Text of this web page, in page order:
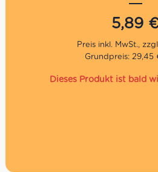
französischen Butter diese
Grissini perfekt für einen
Begleitung zu einer Mahlzeit
Die Grissini von Forno Gentile
Mehlen und Rohstoffen von
zubereitet, streng von Hand
verpackt, um ihre Knusprigkeit
5,89
Grundpreis: 29,45
Dieses Produkt ist bald